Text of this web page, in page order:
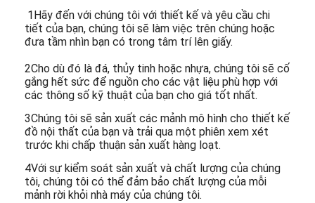
1Hãy đến với chúng tôi với thiết kế và yêu cầu chi
tiết của bạn, chúng tôi sẽ làm việc trên chúng hoặc
đưa tầm nhìn bạn có trong tâm trí lên giấy.
2Cho dù đó là đá, thủy tinh hoặc nhựa, chúng tôi sẽ cố
gắng hết sức để nguồn cho các vật liệu phù hợp với
các thông số kỹ thuật của bạn cho giá tốt nhất.
3Chúng tôi sẽ sản xuất các mảnh mô hình cho thiết kế
đồ nội thất của bạn và trải qua một phiên xem xét
trước khi chấp thuận sản xuất hàng loạt.
4Với sự kiểm soát sản xuất và chất lượng của chúng
tôi, chúng tôi có thể đảm bảo chất lượng của mỗi
mảnh rời khỏi nhà máy của chúng tôi.